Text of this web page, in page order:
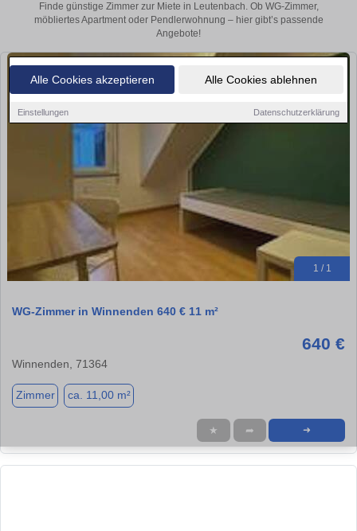
Alle Cookies akzeptieren Alle Cookies ablehnen
Einstellungen Datenschutzerklärung
Finde günstige Zimmer zur Miete in Leutenbach. Ob WG-Zimmer,
möbliertes Apartment oder Pendlerwohnung – hier gibt’s passende
Angebote!
1 / 1
WG-Zimmer in Winnenden 640 € 11 m²
640 €
Winnenden, 71364
Zimmer ca. 11,00 m²
★ ➦ ➜